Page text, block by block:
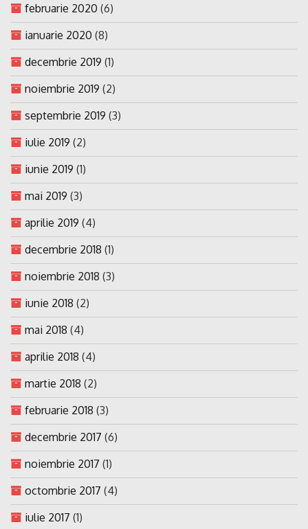
februarie 2020 (6)
ianuarie 2020 (8)
decembrie 2019 (1)
noiembrie 2019 (2)
septembrie 2019 (3)
iulie 2019 (2)
iunie 2019 (1)
mai 2019 (3)
aprilie 2019 (4)
decembrie 2018 (1)
noiembrie 2018 (3)
iunie 2018 (2)
mai 2018 (4)
aprilie 2018 (4)
martie 2018 (2)
februarie 2018 (3)
decembrie 2017 (6)
noiembrie 2017 (1)
octombrie 2017 (4)
iulie 2017 (1)